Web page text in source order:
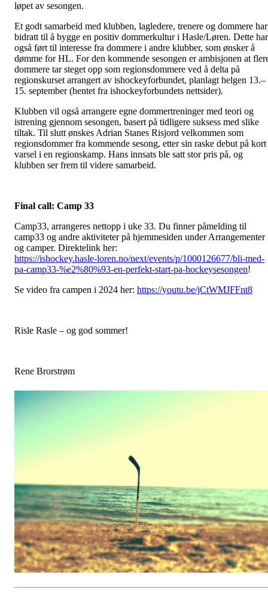
løpet av sesongen.
Et godt samarbeid med klubben, lagledere, trenere og dommere har
bidratt til å bygge en positiv dommerkultur i Hasle/Løren. Dette har
også ført til interesse fra dommere i andre klubber, som ønsker å
dømme for HL. For den kommende sesongen er ambisjonen at
dommere tar steget opp som regionsdommere ved å delta på
regionskurset arrangert av ishockeyforbundet, planlagt helgen 13.–
15. september (hentet fra ishockeyforbundets nettsider).
Klubben vil også arrangere egne dommertreninger med teori og
istrening gjennom sesongen, basert på tidligere suksess med slike
tiltak. Til slutt ønskes Adrian Stanes Risjord velkommen som
regionsdommer fra kommende sesong, etter sin raske debut på kort
varsel i en regionskamp. Hans innsats ble satt stor pris på, og
klubben ser frem til videre samarbeid.
Final call: Camp 33
Camp33, arrangeres nettopp i uke 33. Du finner påmelding til
camp33 og andre aktiviteter på hjemmesiden under Arrangementer
og camper. Direktelink her:
https://ishockey.hasle-loren.no/next/events/p/1000126677/bli-med-
pa-camp33-%e2%80%93-en-perfekt-start-pa-hockeysesongen!
Se video fra campen i 2024 her: https://youtu.be/jCtWMJFFnt8
Risle Rasle – og god sommer!
Rene Brorstrøm